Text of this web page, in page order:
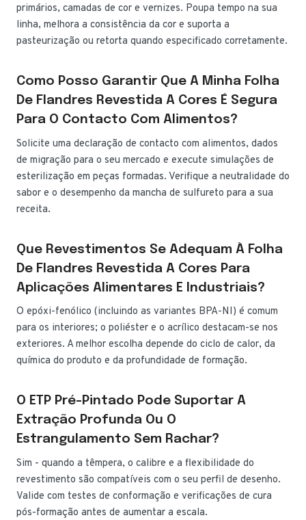
primários, camadas de cor e vernizes. Poupa tempo na sua
linha, melhora a consistência da cor e suporta a
pasteurização ou retorta quando especificado corretamente.
Como Posso Garantir Que A Minha Folha
De Flandres Revestida A Cores É Segura
Para O Contacto Com Alimentos?
Solicite uma declaração de contacto com alimentos, dados
de migração para o seu mercado e execute simulações de
esterilização em peças formadas. Verifique a neutralidade do
sabor e o desempenho da mancha de sulfureto para a sua
receita.
Que Revestimentos Se Adequam À Folha
De Flandres Revestida A Cores Para
Aplicações Alimentares E Industriais?
O epóxi-fenólico (incluindo as variantes BPA-NI) é comum
para os interiores; o poliéster e o acrílico destacam-se nos
exteriores. A melhor escolha depende do ciclo de calor, da
química do produto e da profundidade de formação.
O ETP Pré-Pintado Pode Suportar A
Extração Profunda Ou O
Estrangulamento Sem Rachar?
Sim - quando a têmpera, o calibre e a flexibilidade do
revestimento são compatíveis com o seu perfil de desenho.
Valide com testes de conformação e verificações de cura
pós-formação antes de aumentar a escala.